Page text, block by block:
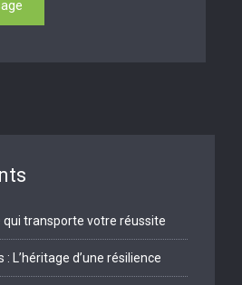
qui transporte votre réussite
: L’héritage d’une résilience